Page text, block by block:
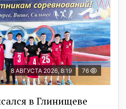
8 АВГУСТА 2026, 8:19 76
в Глинищеве